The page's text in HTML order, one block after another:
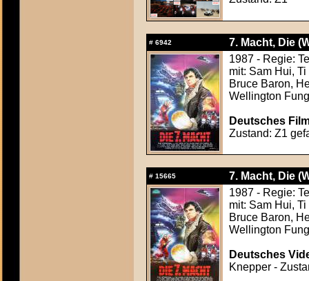
# 6942
7. Macht, Die
1987 - Regie:
mit: Sam Hui,
Bruce Baron,
Wellington
Deutsches
Zustand: Z1
# 15665
7. Macht, Die
1987 - Regie:
mit: Sam Hui,
Bruce Baron,
Wellington
Deutsches
Knepper -